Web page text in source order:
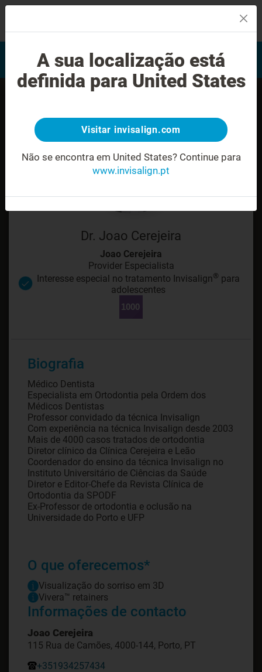
Avaliação do sorriso
Encontrar um Invisalign
provider
Dr. Joao Cerejeira
Joao Cerejeira
Provider Especialista
Interesse especial no tratamento Invisalign® para
adolescentes
Biografia
Médico Dentista
Especialista em Ortodontia pela Ordem dos
Médicos Dentistas
Professor convidado da técnica Invisalign
Com experiência na técnica Invisalign desde 2003
Mais de 4000 casos tratados de ortodontia
Diretor clínico da Clínica Cerejeira e Leão
Coordenador do ensino da técnica Invisalign no
Instituto Universitário de Ciências da Saúde
Diretor e Editor-Chefe da Revista Clínica de
Ortodontia da SPODF
Ex-Professor de ortodontia e oclusão na
Universidade do Porto e UFP
O que oferecemos*
Visualização do sorriso em 3D
Vivera™ retainers
Informações de contacto
Joao Cerejeira
115 Rua de Camões, 4000-144, Porto, PT
+351934257434
A sua localização está
definida para United States
Visitar invisalign.com
Não se encontra em United States? Continue para
www.invisalign.pt